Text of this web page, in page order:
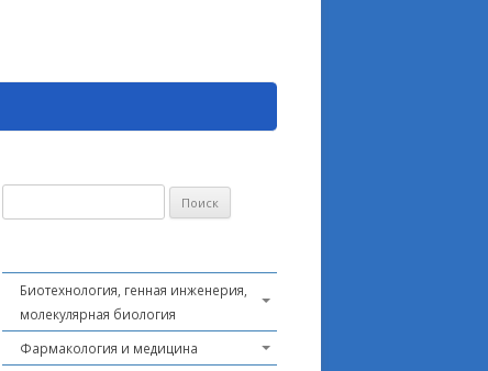
Биотехнология, генная инженерия,
молекулярная биология
Фармакология и медицина